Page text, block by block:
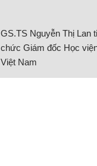
GS.TS Nguyễn Thị Lan
chức Giám đốc Học
Việt Nam